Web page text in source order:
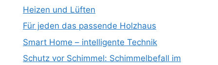
Heizen und Lüften
Für jeden das passende Holzhaus
Smart Home – intelligente Technik
Schutz vor Schimmel: Schimmelbefall im